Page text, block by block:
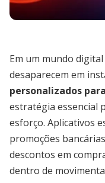
Em um mundo
desaparecem em
personalizados
estratégia essencial
esforço. Aplicativos
promoções
descontos em
dentro de